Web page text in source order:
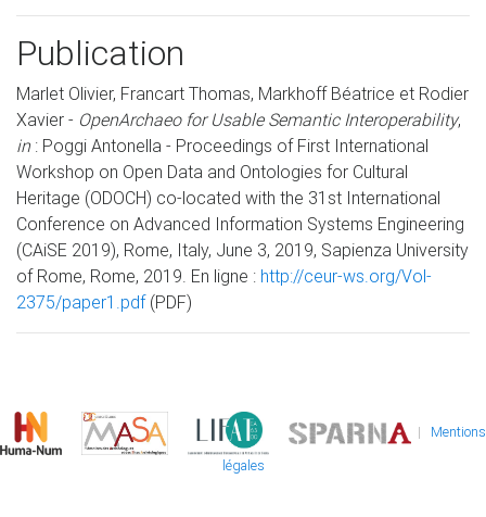
Publication
Marlet Olivier, Francart Thomas, Markhoff Béatrice et Rodier
Xavier - OpenArchaeo for Usable Semantic Interoperability,
in: Poggi Antonella - Proceedings of First International
Workshop on Open Data and Ontologies for Cultural
Heritage (ODOCH) co-located with the 31st International
Conference on Advanced Information Systems Engineering
(CAiSE 2019), Rome, Italy, June 3, 2019, Sapienza University
of Rome, Rome, 2019. En ligne : http://ceur-ws.org/Vol-
2375/paper1.pdf(PDF)
| Mentions
légales